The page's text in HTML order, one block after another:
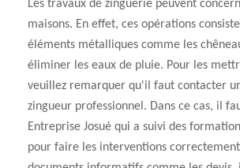
Les travaux de zinguerie peuvent
maisons. En effet, ces opérations
éléments métalliques comme les
éliminer les eaux de pluie. Pour les
veuillez remarquer qu'il faut contacter
zingueur professionnel. Dans ce cas, il
Entreprise Josué qui a suivi des
pour faire les interventions